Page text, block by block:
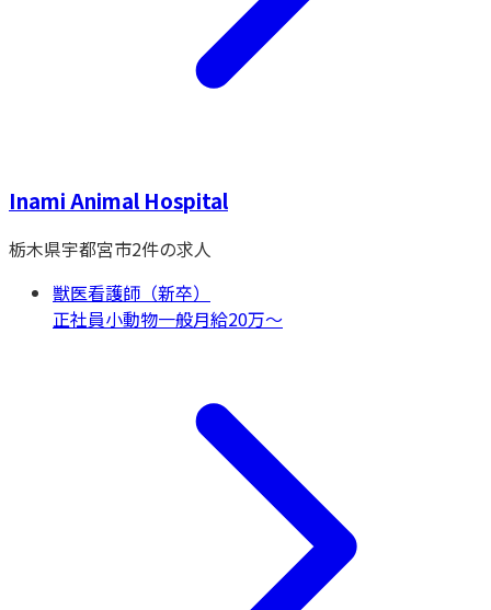
Inami Animal Hospital
栃木県宇都宮市2件の求人
獣医看護師（新卒）
正社員小動物一般月給20万〜